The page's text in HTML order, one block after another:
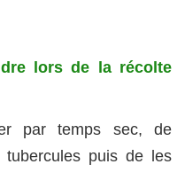
lors de la récolte
par temps sec, de
tubercules puis de les